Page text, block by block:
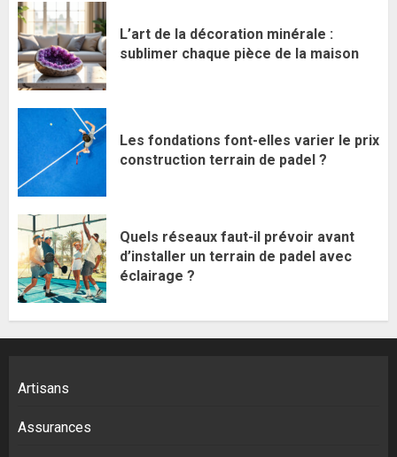
L’art de la décoration minérale :
sublimer chaque pièce de la maison
Les fondations font-elles varier le prix
construction terrain de padel ?
Quels réseaux faut-il prévoir avant
d’installer un terrain de padel avec
éclairage ?
Artisans
Assurances